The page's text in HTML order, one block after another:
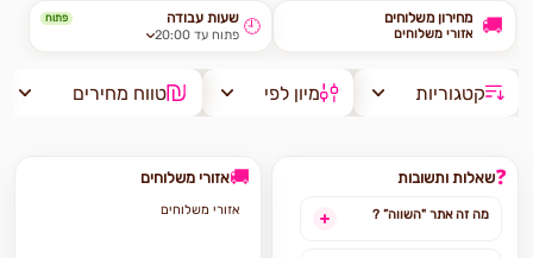
מחירון משלוחים
אזורי משלוחים 🚚 שעות עבודה פתוח
פתוח עד 20:00 🕘
קטגוריות מיון לפי טווח מחירים
❓שאלות ותשובות
מה זה אתר "השווה” ?
🚚אזורי משלוחים
אזורי משלוחים